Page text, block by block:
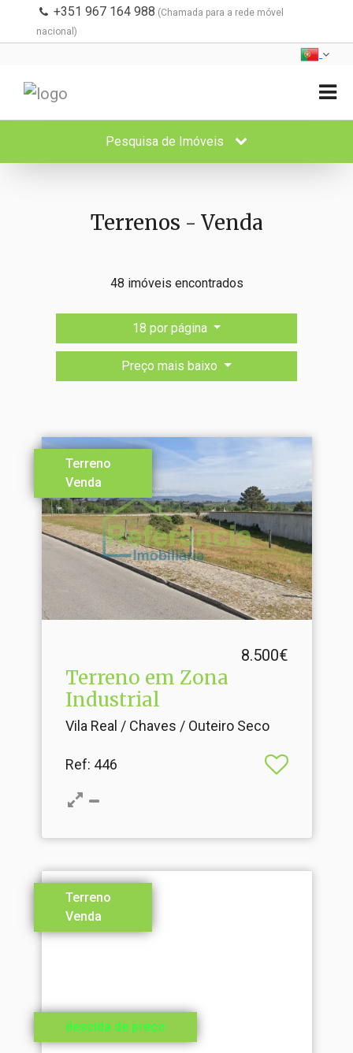
+351 967 164 988 (Chamada para a rede móvel
nacional)
Pesquisa de Imóveis
Terrenos - Venda
48 imóveis encontrados
18 por página
Preço mais baixo
Terreno
Venda
8.500€
Terreno em Zona
Industrial
Vila Real / Chaves / Outeiro Seco
Ref: 446
Terreno
Venda
descida de preço